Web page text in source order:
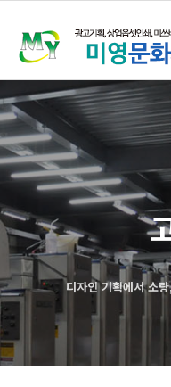
디자인 기획에서 소